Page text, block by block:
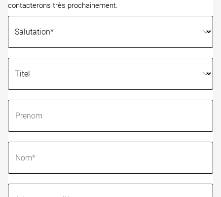
contacterons très prochainement.